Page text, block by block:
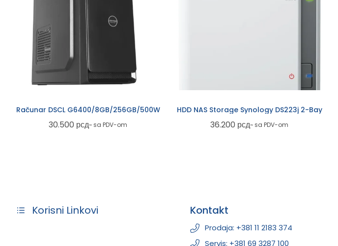
Računar DSCL G6400/8GB/256GB/500W
30.500 рсд~ sa PDV-om
HDD NAS Storage Synology DS223j 2-Bay
36.200 рсд~ sa PDV-om
Korisni Linkovi Kontakt
Prodaja: +381 11 2183 374
Servis: +381 69 3287 100